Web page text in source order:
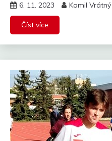
6. 11. 2023 Kamil Vrátný
Číst více